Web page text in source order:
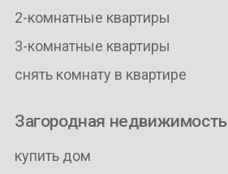
2-комнатные квартиры
3-комнатные квартиры
снять комнату в квартире
Загородная недвижимость
купить дом